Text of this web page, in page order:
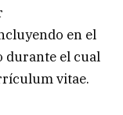
en el
durante el cual
vitae.